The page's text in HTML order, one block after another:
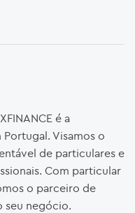
é a
Visamos o
de particulares e
Com particular
o parceiro de
seu negócio.